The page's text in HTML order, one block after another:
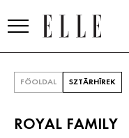
FŐOLDAL SZTÁRHÍREK
ROYAL FAMILY